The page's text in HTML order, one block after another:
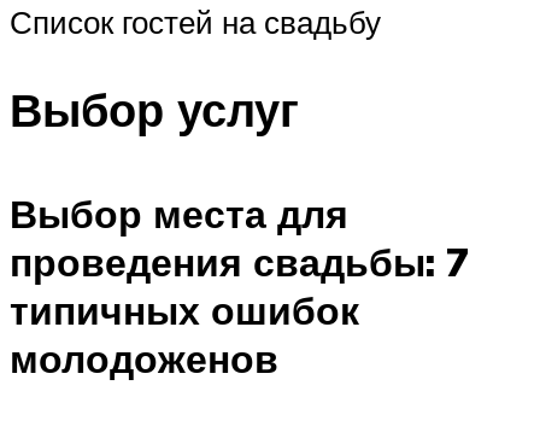
Список гостей на свадьбу
Выбор услуг
Выбор места для
проведения свадьбы: 7
типичных ошибок
молодоженов